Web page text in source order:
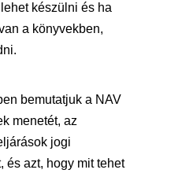
készülni és ha
a könyvekben,
bemutatjuk a NAV
menetét, az
jogi
és azt, hogy mit tehet